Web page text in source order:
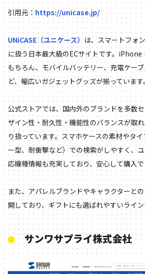
引用元： https://unicase.jp/
UNiCASE（ユニケース） は、スマートフォ
に扱う日本最大級のECサイトです。
もちろん、モバイルバッテリー、充電ケー
ど、幅広いガジェットグッズが揃っています。
公式ストアでは、国内外のブランドを多数
ザイン性・耐久性・機能性のバランスが取
り扱っています。スマホケースの素材やタ
ー型、耐衝撃など）での検索がしやすく、
応機種情報も充実しており、安心して購入で
また、アパレルブランドやキャラクターと
開しており、ギフトにも選ばれやすいライン
サンワサプライ株式会社